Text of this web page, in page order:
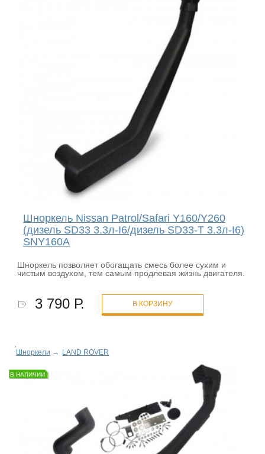
Шноркель Nissan Patrol/Safari Y160/Y260
(дизель SD33 3.3л-I6/дизель SD33-T 3.3л-I6)
SNY160A
Шноркель позволяет обогащать смесь более сухим и
чистым воздухом, тем самым продлевая жизнь двигателя.
3 790 Р. В КОРЗИНУ
Шноркели → LAND ROVER
В НАЛИЧИИ